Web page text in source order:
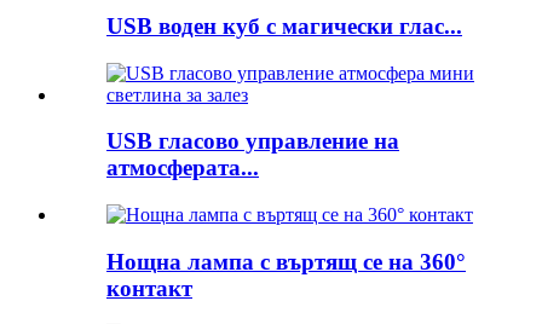
USB воден куб с магически глас...
USB гласово управление на
атмосферата...
Нощна лампа с въртящ се на 360°
контакт